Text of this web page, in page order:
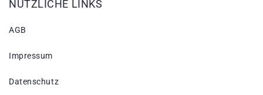
NÜTZLICHE LINKS
AGB
Impressum
Datenschutz